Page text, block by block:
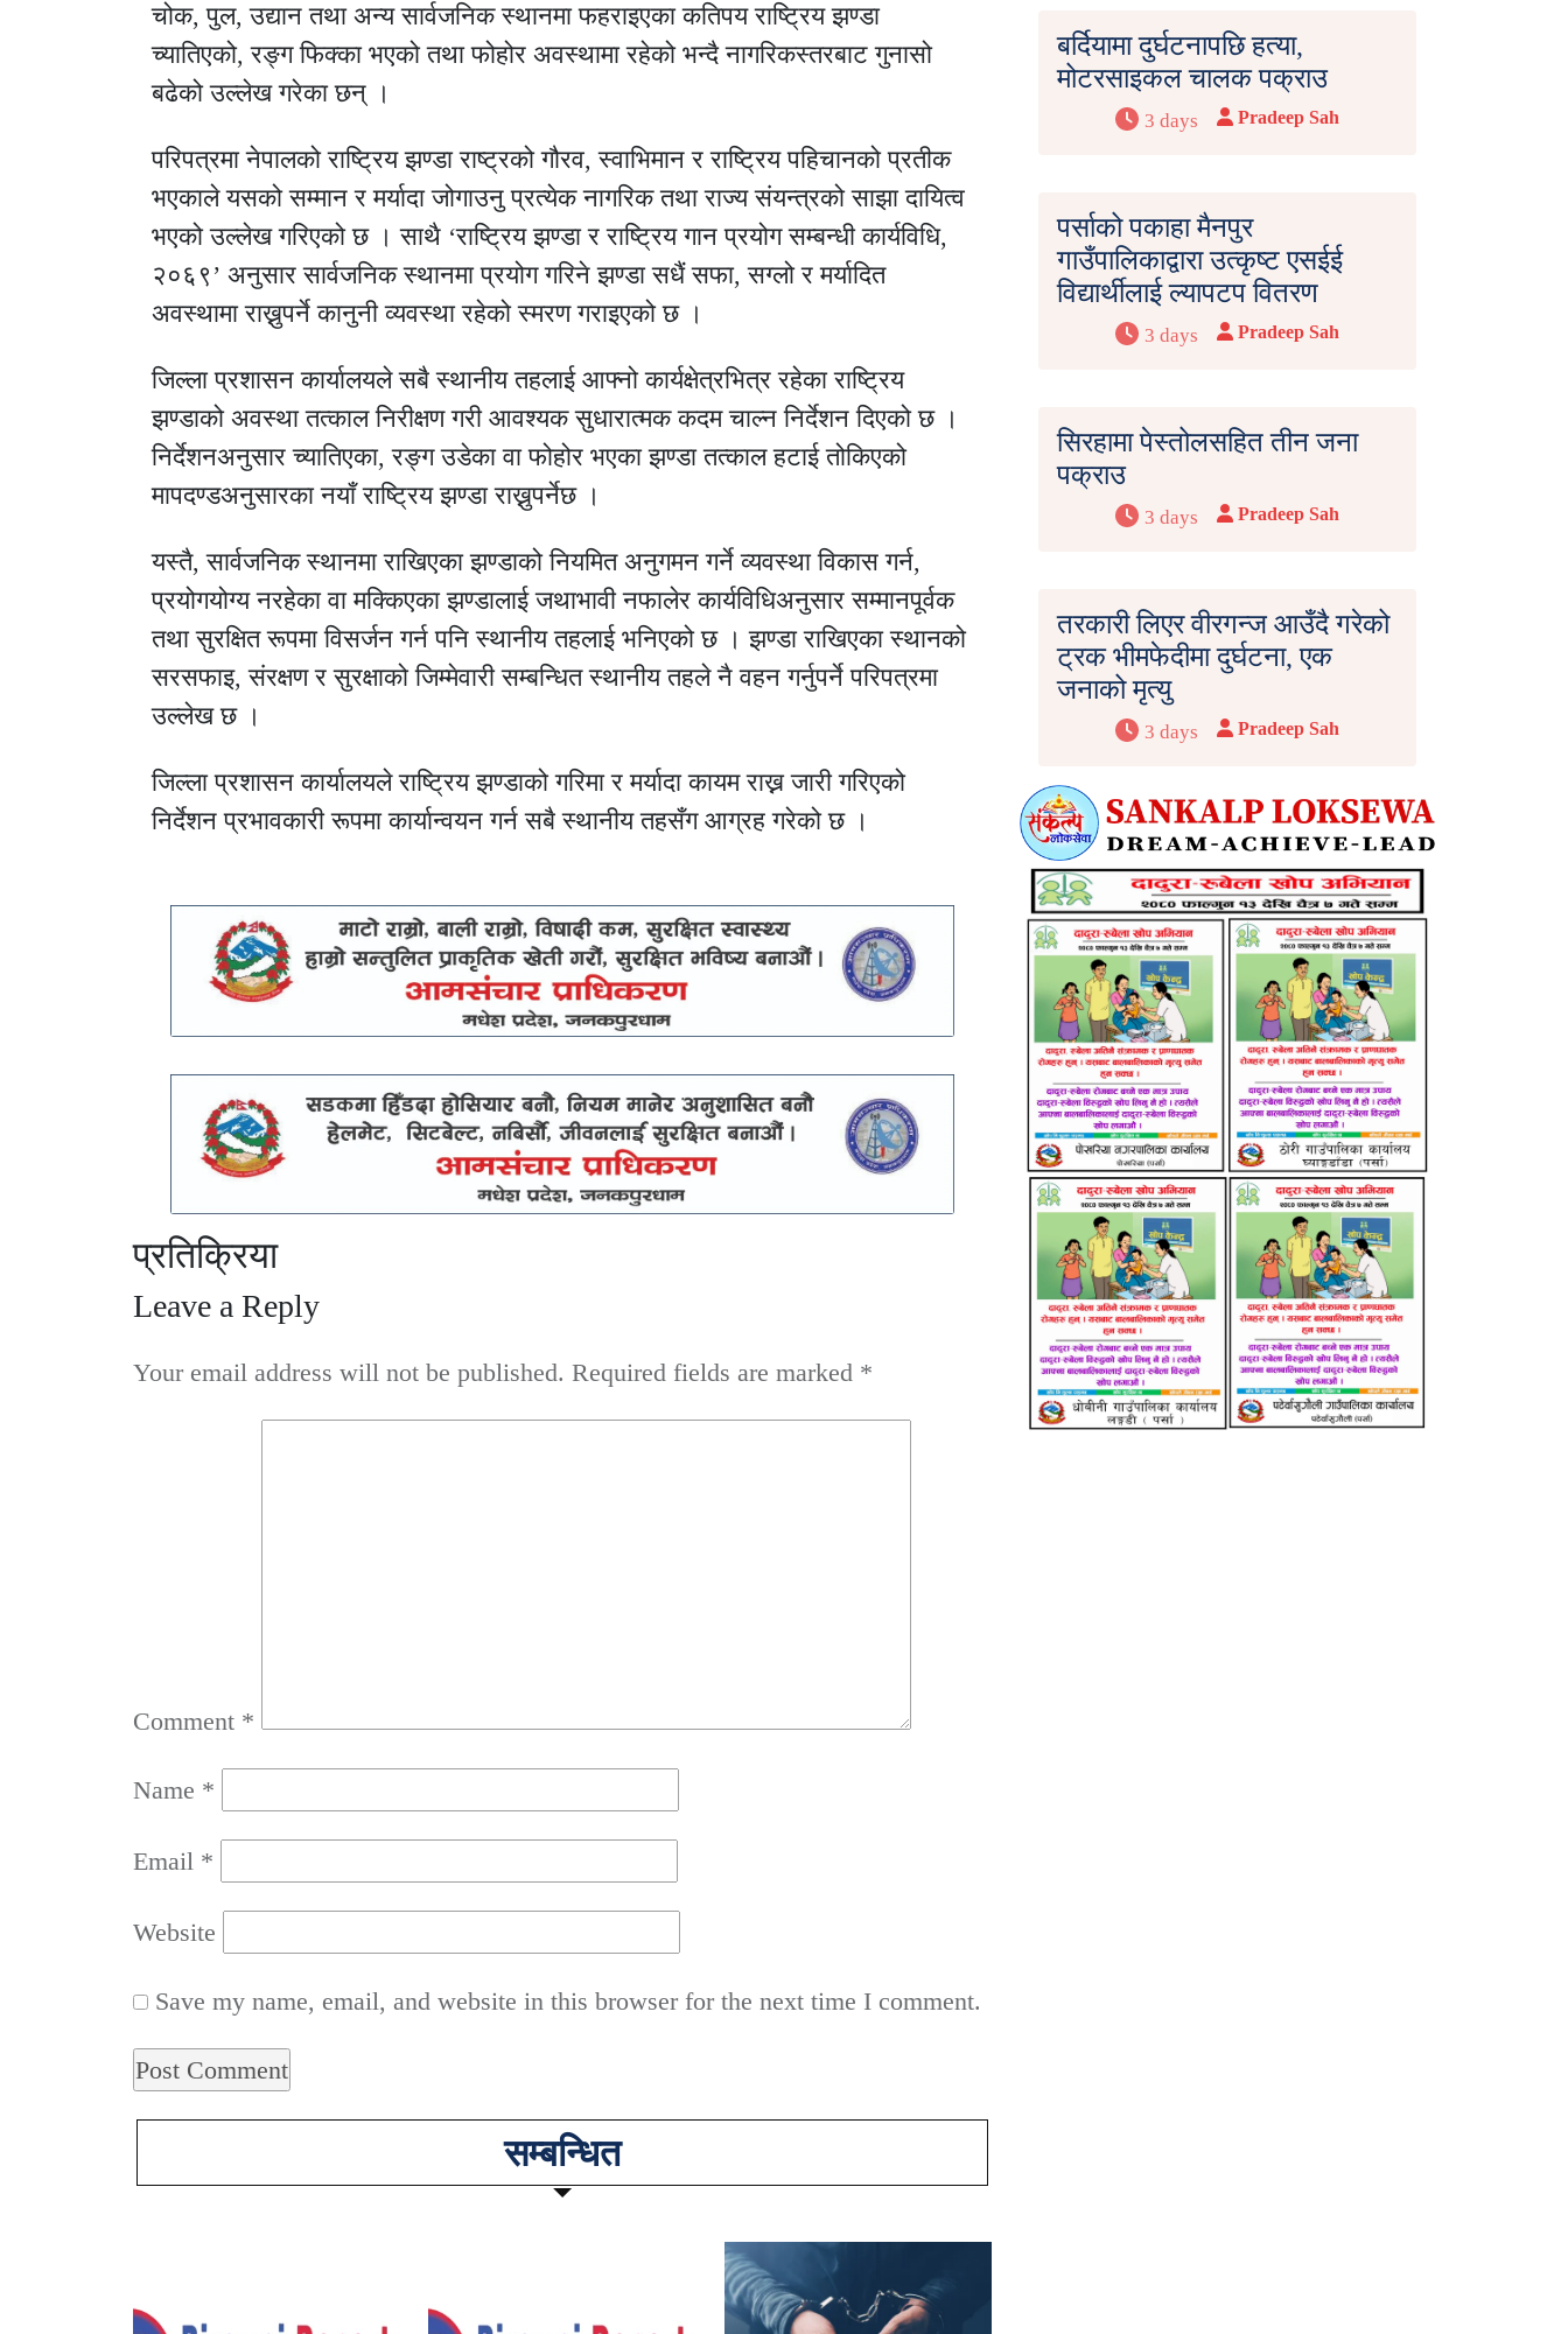
चोक, पुल, उद्यान तथा अन्य सार्वजनिक स्थानमा फहराइएका कतिपय राष्ट्रिय झण्डा
च्यातिएको, रङ्ग फिक्का भएको तथा फोहोर अवस्थामा रहेको भन्दै नागरिकस्तरबाट गुनासो
बढेको उल्लेख गरेका छन् ।
परिपत्रमा नेपालको राष्ट्रिय झण्डा राष्ट्रको गौरव, स्वाभिमान र राष्ट्रिय पहिचानको प्रतीक
भएकाले यसको सम्मान र मर्यादा जोगाउनु प्रत्येक नागरिक तथा राज्य संयन्त्रको साझा दायित्व
भएको उल्लेख गरिएको छ । साथै ‘राष्ट्रिय झण्डा र राष्ट्रिय गान प्रयोग सम्बन्धी कार्यविधि,
२०६९’ अनुसार सार्वजनिक स्थानमा प्रयोग गरिने झण्डा सधैं सफा, सग्लो र मर्यादित
अवस्थामा राख्नुपर्ने कानुनी व्यवस्था रहेको स्मरण गराइएको छ ।
जिल्ला प्रशासन कार्यालयले सबै स्थानीय तहलाई आफ्नो कार्यक्षेत्रभित्र रहेका राष्ट्रिय
झण्डाको अवस्था तत्काल निरीक्षण गरी आवश्यक सुधारात्मक कदम चाल्न निर्देशन दिएको छ ।
निर्देशनअनुसार च्यातिएका, रङ्ग उडेका वा फोहोर भएका झण्डा तत्काल हटाई तोकिएको
मापदण्डअनुसारका नयाँ राष्ट्रिय झण्डा राख्नुपर्नेछ ।
यस्तै, सार्वजनिक स्थानमा राखिएका झण्डाको नियमित अनुगमन गर्ने व्यवस्था विकास गर्न,
प्रयोगयोग्य नरहेका वा मक्किएका झण्डालाई जथाभावी नफालेर कार्यविधिअनुसार सम्मानपूर्वक
तथा सुरक्षित रूपमा विसर्जन गर्न पनि स्थानीय तहलाई भनिएको छ । झण्डा राखिएका स्थानको
सरसफाइ, संरक्षण र सुरक्षाको जिम्मेवारी सम्बन्धित स्थानीय तहले नै वहन गर्नुपर्ने परिपत्रमा
उल्लेख छ ।
जिल्ला प्रशासन कार्यालयले राष्ट्रिय झण्डाको गरिमा र मर्यादा कायम राख्न जारी गरिएको
निर्देशन प्रभावकारी रूपमा कार्यान्वयन गर्न सबै स्थानीय तहसँग आग्रह गरेको छ ।
प्रतिक्रिया
Leave a Reply
Your email address will not be published. Required fields are marked *
Comment *
Name *
Email *
Website
Save my name, email, and website in this browser for the next time I comment.
सम्बन्धित
बर्दियामा दुर्घटनापछि हत्या,
मोटरसाइकल चालक पक्राउ
3 days Pradeep Sah
पर्साको पकाहा मैनपुर
गाउँपालिकाद्वारा उत्कृष्ट एसईई
विद्यार्थीलाई ल्यापटप वितरण
3 days Pradeep Sah
सिरहामा पेस्तोलसहित तीन जना
पक्राउ
3 days Pradeep Sah
तरकारी लिएर वीरगन्ज आउँदै गरेको
ट्रक भीमफेदीमा दुर्घटना, एक
जनाको मृत्यु
3 days Pradeep Sah